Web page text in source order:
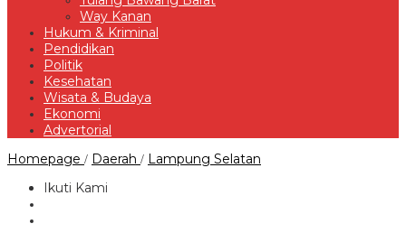
Way Kanan
Hukum & Kriminal
Pendidikan
Politik
Kesehatan
Wisata & Budaya
Ekonomi
Advertorial
Homepage / Daerah / Lampung Selatan
Ikuti Kami